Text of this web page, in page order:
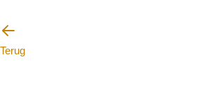
Terug